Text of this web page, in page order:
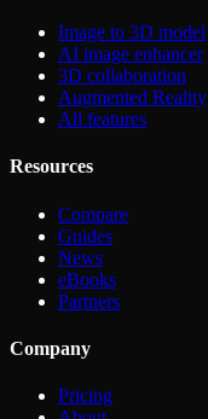
Image to 3D model
AI image enhancer
3D collaboration
Augmented Reality
All features
Resources
Compare
Guides
News
eBooks
Partners
Company
Pricing